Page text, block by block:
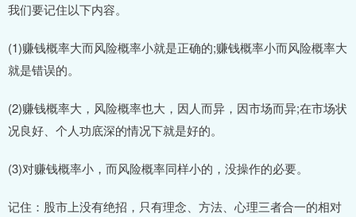
我们要记住以下内容。
(1)赚钱概率大而风险概率小就是正确的;赚钱概率小而风险概率大
就是错误的。
(2)赚钱概率大，风险概率也大，因人而异，因市场而异;在市场状
况良好、个人功底深的情况下就是好的。
(3)对赚钱概率小，而风险概率同样小的，没操作的必要。
记住：股市上没有绝招，只有理念、方法、心理三者合一的相对